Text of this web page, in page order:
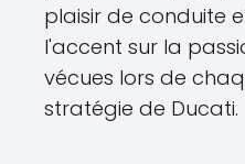
plaisir de conduite
l'accent sur la
vécues lors de
stratégie de Ducati.